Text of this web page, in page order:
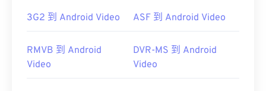
3G2 到 Android Video ASF 到 Android Video
RMVB 到 Android
Video
DVR-MS 到 Android
Video